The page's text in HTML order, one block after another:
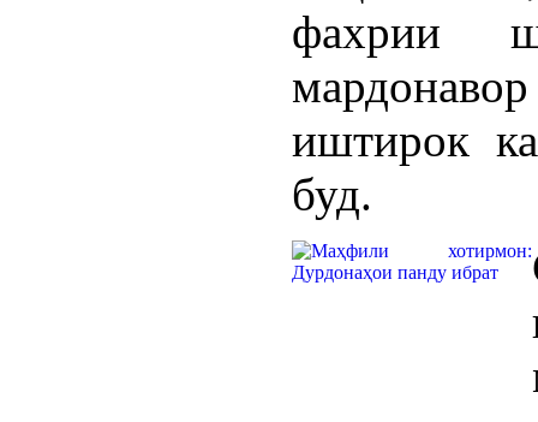
фахрии
иштирок
буд.